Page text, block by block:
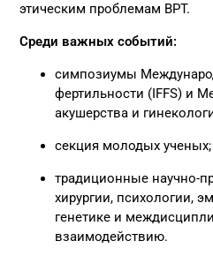
этическим проблемам ВРТ.
Среди важных событий:
симпозиумы
фертильности (IFFS) и
акушерства и
секция молодых ученых;
традиционные научно-
хирургии, психологии,
генетике и
взаимодействию.